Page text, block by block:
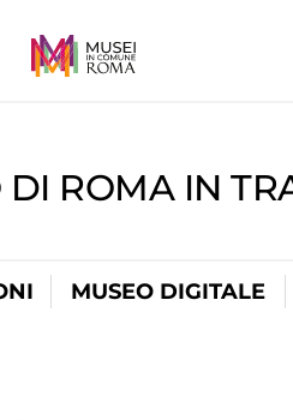
DI ROMA IN
MUSEO DIGITALE